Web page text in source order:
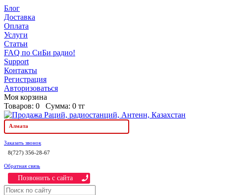
Блог
Доставка
Оплата
Услуги
Статьи
FAQ по СиБи радио!
Support
Контакты
Регистрация
Авторизоваться
Моя корзина
Товаров: 0 Сумма: 0 тг
Алмата
Заказать звонок
8(727) 356-28-67
Обратная связь
Позвонить c сайта